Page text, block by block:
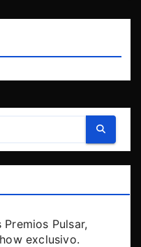
Pulsar,
exclusivo.